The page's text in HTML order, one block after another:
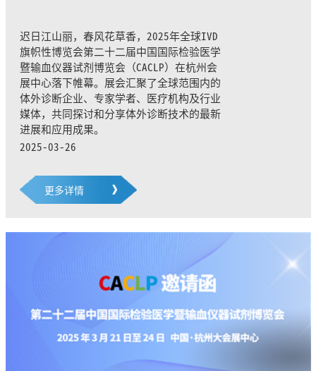
迟日江山丽，春风花草香，2025年全球IVD
旗帜性博览会第二十二届中国国际检验医学
暨输血仪器试剂博览会（CACLP）在杭州会
展中心落下帷幕。展会汇聚了全球范围内的
体外诊断企业、专家学者、医疗机构及行业
媒体，共同探讨和分享体外诊断技术的最新
进展和应用成果。
2025-03-26
更多详情